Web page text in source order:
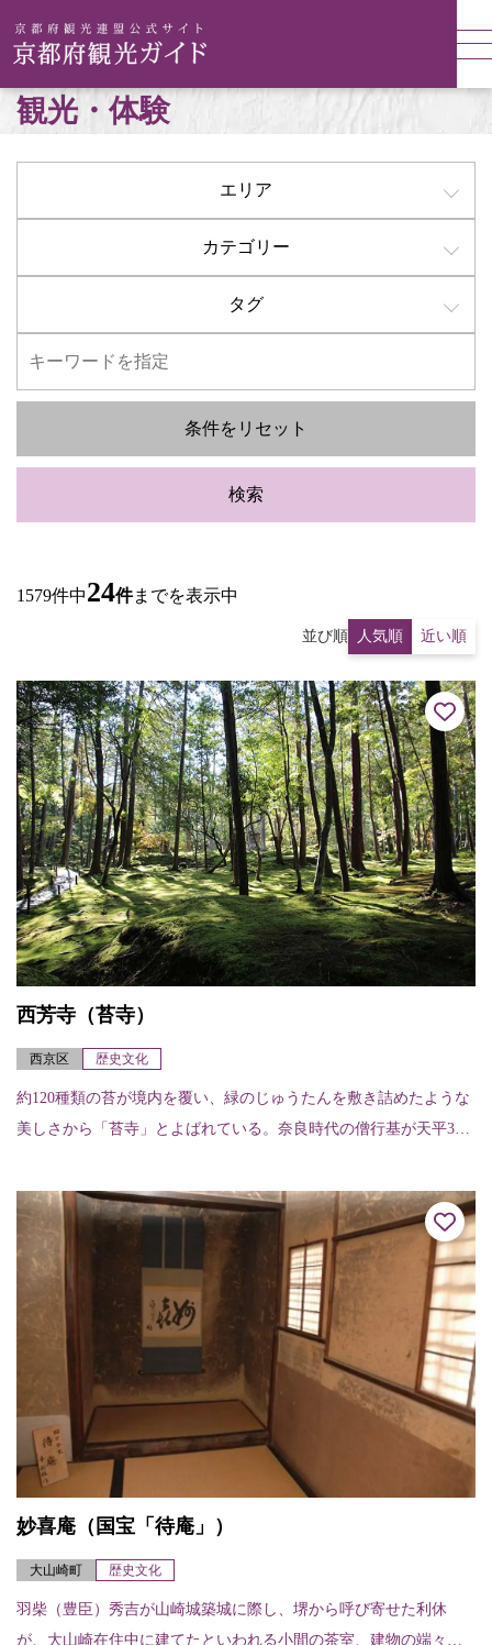
観光・体験
エリア
カテゴリー
タグ
条件をリセット
検索
1579件中24件までを表示中
並び順 人気順 近い順
西芳寺（苔寺）
西京区 歴史文化
約120種類の苔が境内を覆い、緑のじゅうたんを敷き詰めたような
美しさから「苔寺」とよばれている。奈良時代の僧行基が天平3年
に夢窓...
妙喜庵（国宝「待庵」）
大山崎町 歴史文化
羽柴（豊臣）秀吉が山崎城築城に際し、堺から呼び寄せた利休
が、大山崎在住中に建てたといわれる小間の茶室、建物の端々に